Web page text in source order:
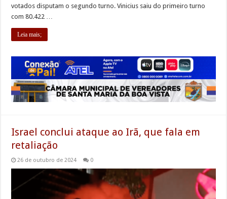
votados disputam o segundo turno. Vinicius saiu do primeiro turno
com 80.422 …
Leia mais;
Israel conclui ataque ao Irã, que fala em
retaliação
26 de outubro de 2024 0